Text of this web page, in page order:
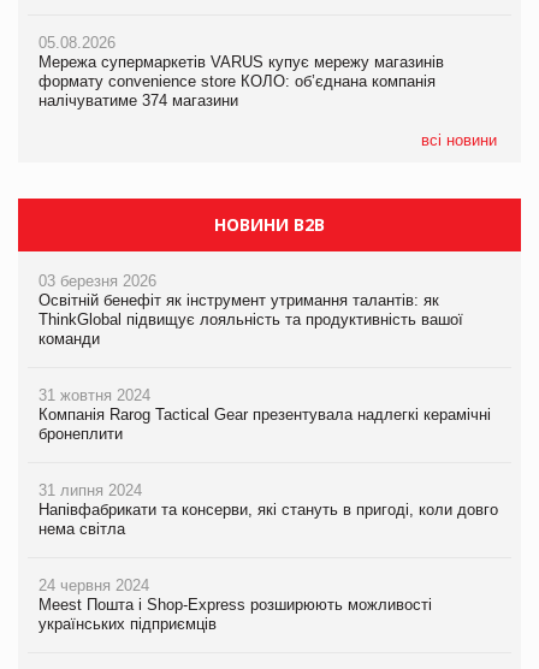
05.08.2026
Мережа супермаркетів VARUS купує мережу магазинів
формату convenience store КОЛО: об’єднана компанія
налічуватиме 374 магазини
всі новини
04.08.2026
Через атаку РФ у Дніпрі пошкоджено склад шоколаду
Millennium
05.08.2026
Adidas витратила понад $1 млрд на маркетинг за квартал
НОВИНИ B2B
03 березня 2026
Освітній бенефіт як інструмент утримання талантів: як
ThinkGlobal підвищує лояльність та продуктивність вашої
команди
31 жовтня 2024
Компанія Rarog Tactical Gear презентувала надлегкі керамічні
бронеплити
31 липня 2024
Напівфабрикати та консерви, які стануть в пригоді, коли довго
нема світла
24 червня 2024
Meest Пошта і Shop-Express розширюють можливості
українських підприємців